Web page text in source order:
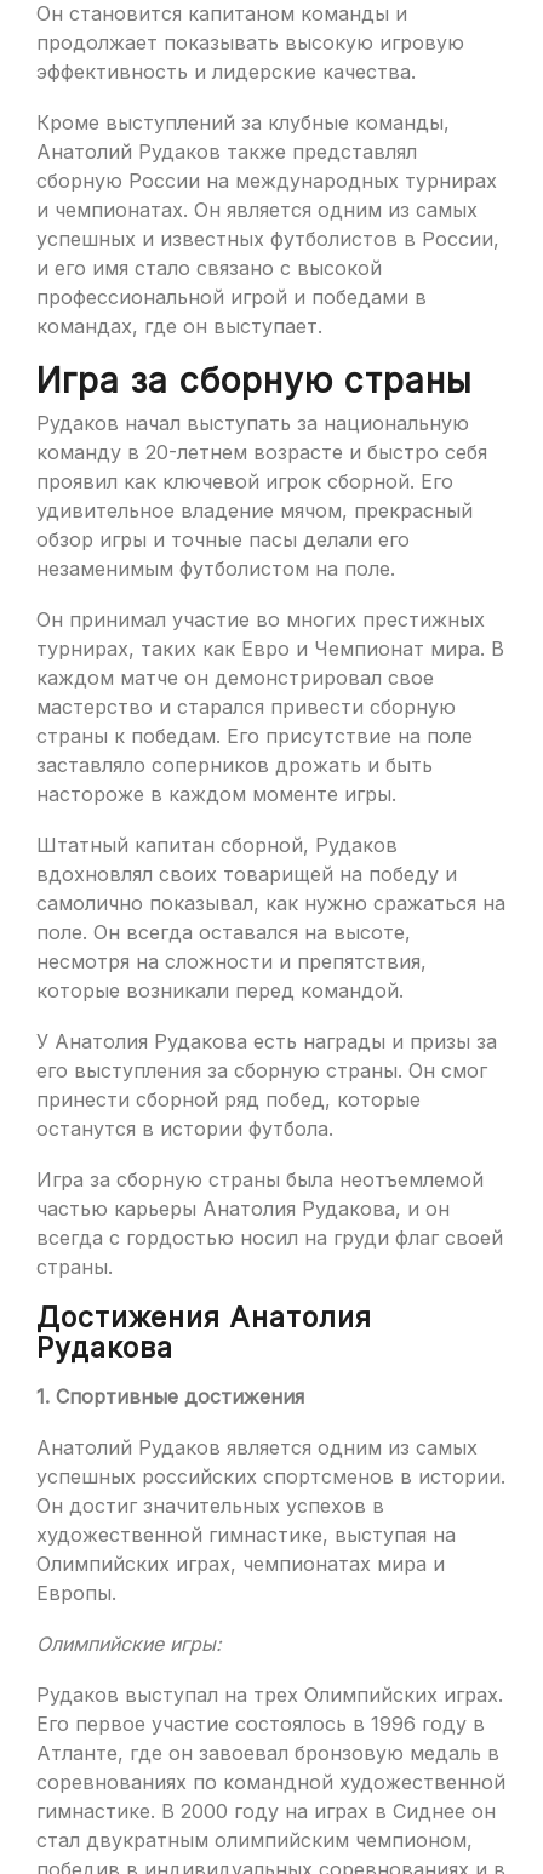
Он становится капитаном команды и
продолжает показывать высокую игровую
эффективность и лидерские качества.
Кроме выступлений за клубные команды,
Анатолий Рудаков также представлял
сборную России на международных турнирах
и чемпионатах. Он является одним из самых
успешных и известных футболистов в России,
и его имя стало связано с высокой
профессиональной игрой и победами в
командах, где он выступает.
Игра за сборную страны
Рудаков начал выступать за национальную
команду в 20-летнем возрасте и быстро себя
проявил как ключевой игрок сборной. Его
удивительное владение мячом, прекрасный
обзор игры и точные пасы делали его
незаменимым футболистом на поле.
Он принимал участие во многих престижных
турнирах, таких как Евро и Чемпионат мира. В
каждом матче он демонстрировал свое
мастерство и старался привести сборную
страны к победам. Его присутствие на поле
заставляло соперников дрожать и быть
настороже в каждом моменте игры.
Штатный капитан сборной, Рудаков
вдохновлял своих товарищей на победу и
самолично показывал, как нужно сражаться на
поле. Он всегда оставался на высоте,
несмотря на сложности и препятствия,
которые возникали перед командой.
У Анатолия Рудакова есть награды и призы за
его выступления за сборную страны. Он смог
принести сборной ряд побед, которые
останутся в истории футбола.
Игра за сборную страны была неотъемлемой
частью карьеры Анатолия Рудакова, и он
всегда с гордостью носил на груди флаг своей
страны.
Достижения Анатолия
Рудакова
1. Спортивные достижения
Анатолий Рудаков является одним из самых
успешных российских спортсменов в истории.
Он достиг значительных успехов в
художественной гимнастике, выступая на
Олимпийских играх, чемпионатах мира и
Европы.
Олимпийские игры:
Рудаков выступал на трех Олимпийских играх.
Его первое участие состоялось в 1996 году в
Атланте, где он завоевал бронзовую медаль в
соревнованиях по командной художественной
гимнастике. В 2000 году на играх в Сиднее он
стал двукратным олимпийским чемпионом,
победив в индивидуальных соревнованиях и в